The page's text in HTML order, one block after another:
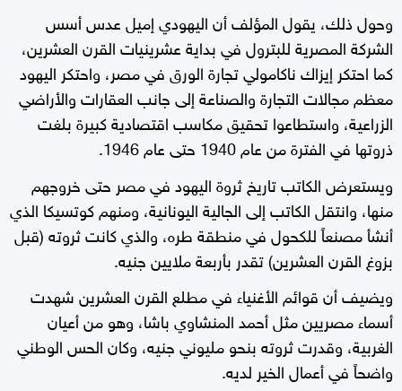
وحول ذلك، يقول المؤلف أن اليهودي إميل عدس أسس
الشركة المصرية للبترول في بداية عشرينيات القرن العشرين،
كما احتكر إيزاك ناكامولي تجارة الورق في مصر، واحتكر اليهود
معظم مجالات التجارة والصناعة إلى جانب العقارات والأراضي
الزراعية، واستطاعوا تحقيق مكاسب اقتصادية كبيرة بلغت
ذروتها في الفترة من عام 1940 حتى عام 1946.
ويستعرض الكاتب تاريخ ثروة اليهود في مصر حتى خروجهم
منها، وانتقل الكاتب إلى الجالية اليونانية، ومنهم كوتسيكا الذي
أنشأ مصنعاً للكحول في منطقة طره، والذي كانت ثروته (قبل
بزوغ القرن العشرين) تقدر بأربعة ملايين جنيه.
ويضيف أن قوائم الأغنياء في مطلع القرن العشرين شهدت
أسماء مصريين مثل أحمد المنشاوي باشا، وهو من أعيان
الغربية، وقدرت ثروته بنحو مليوني جنيه، وكان الحس الوطني
واضحاً في أعمال الخير لديه.